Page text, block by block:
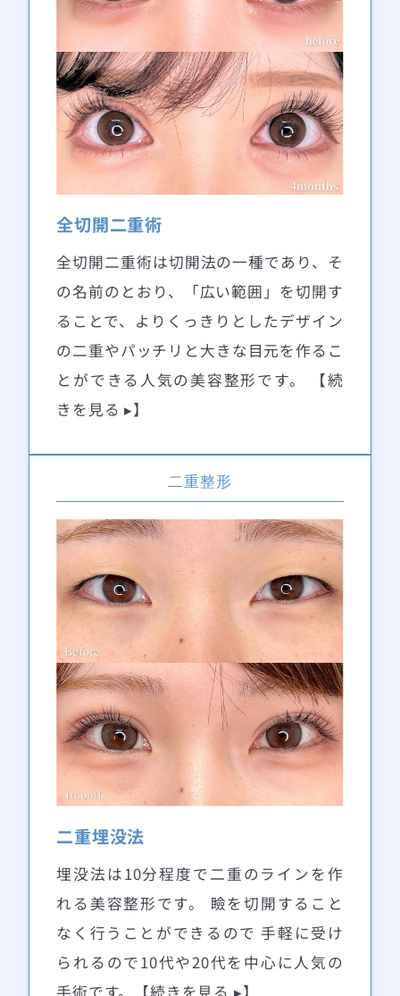
全切開二重術
全切開二重術は切開法の一種であり、そ
の名前のとおり、「広い範囲」を切開す
ることで、よりくっきりとしたデザイン
の二重やパッチリと大きな目元を作るこ
とができる人気の美容整形です。 【続
きを見る ▸】
二重整形
二重埋没法
埋没法は10分程度で二重のラインを作
れる美容整形です。 瞼を切開すること
なく行うことができるので 手軽に受け
られるので10代や20代を中心に人気の
手術です。【続きを見る ▸】